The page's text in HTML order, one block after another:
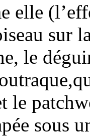
elle
sur
le
le
sous